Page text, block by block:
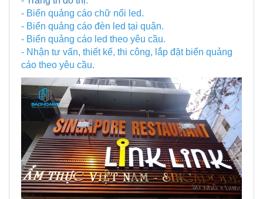
- Biển quảng cáo chữ nổi led.
- Biển quảng cáo đèn led tại quận.
- Biển quảng cáo led theo yêu cầu.
- Nhận tư vấn, thiết kế, thi công, lắp đặt biển quảng
cáo theo yêu cầu.